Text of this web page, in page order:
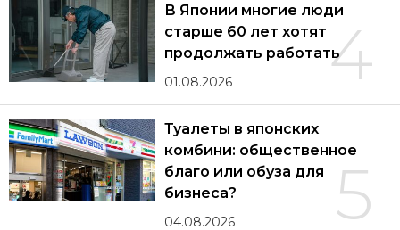
4
В Японии многие люди
старше 60 лет хотят
продолжать работать
01.08.2026
5
Туалеты в японских
комбини: общественное
благо или обуза для
бизнеса?
04.08.2026